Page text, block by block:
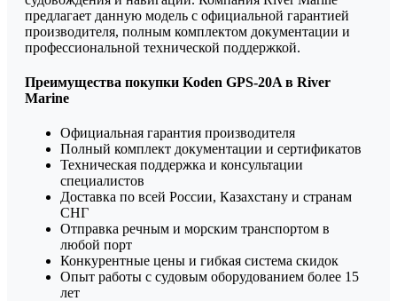
предлагает данную модель с официальной гарантией
производителя, полным комплектом документации и
профессиональной технической поддержкой.
Преимущества покупки Koden GPS-20A в River
Marine
Официальная гарантия производителя
Полный комплект документации и сертификатов
Техническая поддержка и консультации
специалистов
Доставка по всей России, Казахстану и странам
СНГ
Отправка речным и морским транспортом в
любой порт
Конкурентные цены и гибкая система скидок
Опыт работы с судовым оборудованием более 15
лет